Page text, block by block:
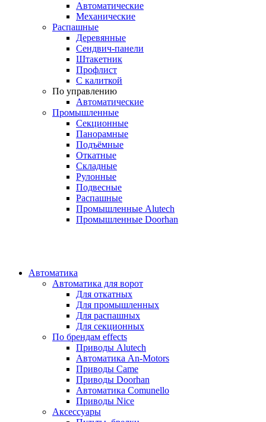
Автоматические
Механические
Распашные
Деревянные
Сендвич-панели
Штакетник
Профлист
С калиткой
По управлению
Автоматические
Промышленные
Секционные
Панорамные
Подъёмные
Откатные
Складные
Рулонные
Подвесные
Распашные
Промышленные Alutech
Промышленные Doorhan
Автоматика
Автоматика для ворот
Для откатных
Для промышленных
Для распашных
Для секционных
По брендам effects
Приводы Alutech
Автоматика An-Motors
Приводы Came
Приводы Doorhan
Автоматика Comunello
Приводы Nice
Аксессуары